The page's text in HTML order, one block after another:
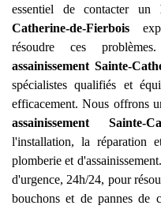
essentiel de contacter un
Catherine-de-Fierbois
résoudre ces
assainissement Sainte-
spécialistes qualifiés et
efficacement. Nous offrons
assainissement
Sainte-
l'installation, la réparation
plomberie et
d'urgence, 24h/24, pour
bouchons et de pannes de